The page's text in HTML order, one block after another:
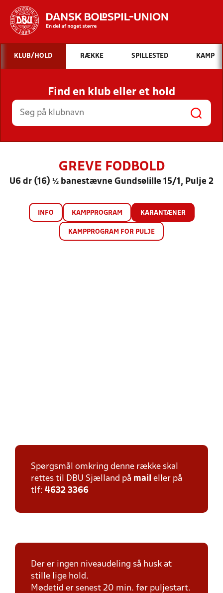
Hvad vil du søge efter?
INDHOLD OG NYHEDER
STILLINGER, RESULTATER, KLUBBER OG
HOLD
KLUB/HOLD RÆKKE SPILLESTED KAMP
Find en klub eller et hold
GREVE FODBOLD
U6 dr (16) ½ banestævne Gundsølille 15/1, Pulje 2
INFO KAMPPROGRAM KARANTÆNER
KAMPPROGRAM FOR PULJE
Spørgsmål omkring denne række skal
rettes til DBU Sjælland på mail eller på
tlf: 4632 3366
Der er ingen niveaudeling så husk at
stille lige hold.
Mødetid er senest 20 min. før puljestart.